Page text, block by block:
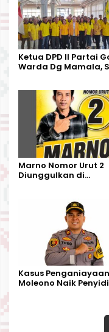
Ketua DPD II Partai
Warda Dg Mamala,
Kecamatan Petbar
Marno Nomor Urut 2
Diunggulkan di
Harapan Warga
Kasus
Moleono Naik